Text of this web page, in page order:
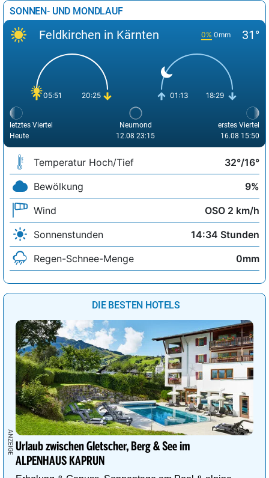
SONNEN- UND MONDLAUF
Feldkirchen in Kärnten 0% 0mm 31°
05:51 20:25 01:13 18:29
letztes Viertel
Heute
Neumond
12.08 23:15
erstes Viertel
16.08 15:50
Temperatur Hoch/Tief
32°/16°
Bewölkung
9%
Wind
OSO 2 km/h
Sonnenstunden
14:34 Stunden
Regen-Schnee-Menge
0mm
DIE BESTEN HOTELS
Urlaub zwischen Gletscher, Berg & See im
ALPENHAUS KAPRUN